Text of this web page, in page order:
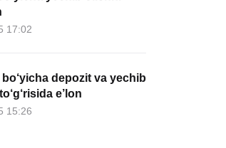
17:02
depozit va yechib
e’lon
15:26